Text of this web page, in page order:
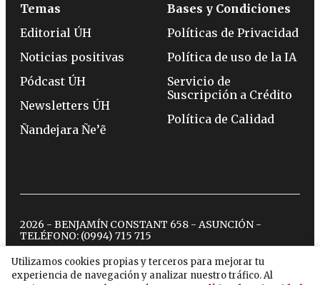
Utilizamos cookies propias y terceros para mejorar tu
experiencia de navegación y analizar nuestro tráfico. Al
Temas
Editorial ÚH
Noticias positivas
Pódcast ÚH
Newsletters ÚH
Ñandejara Ñe’ẽ
Bases y Condiciones
Políticas de Privacidad
Política de uso de la IA
Servicio de
Suscripción a Crédito
Política de Calidad
2026 - BENJAMÍN CONSTANT 658 - ASUNCIÓN -
TELÉFONO: (0994) 715 715